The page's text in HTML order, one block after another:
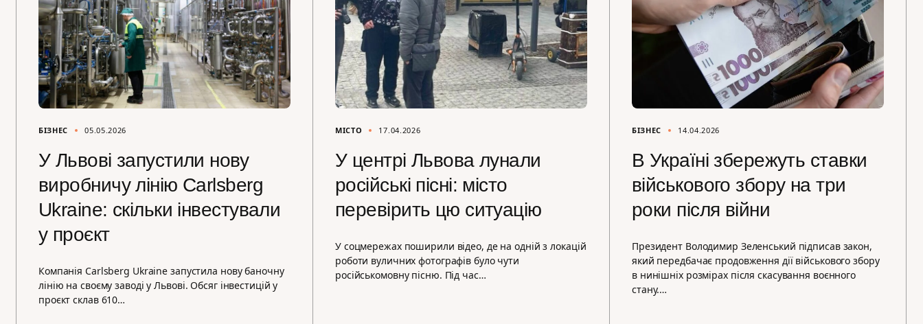
БІЗНЕС 05.05.2026
У Львові запустили нову
виробничу лінію Carlsberg
Ukraine: скільки інвестували
у проєкт
Компанія Carlsberg Ukraine запустила нову баночну
лінію на своєму заводі у Львові. Обсяг інвестицій у
проєкт склав 610…
МІСТО 17.04.2026
У центрі Львова лунали
російські пісні: місто
перевірить цю ситуацію
У соцмережах поширили відео, де на одній з локацій
роботи вуличних фотографів було чути
російськомовну пісню. Під час…
БІЗНЕС 14.04.2026
В Україні збережуть ставки
військового збору на три
роки після війни
Президент Володимир Зеленський підписав закон,
який передбачає продовження дії військового збору
в нинішніх розмірах після скасування воєнного
стану.…